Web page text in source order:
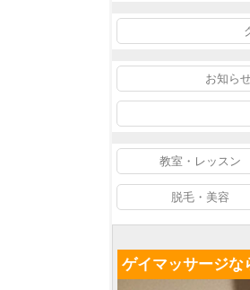
お知ら
教室・レッスン
脱毛・美容
ゲイマッサージ